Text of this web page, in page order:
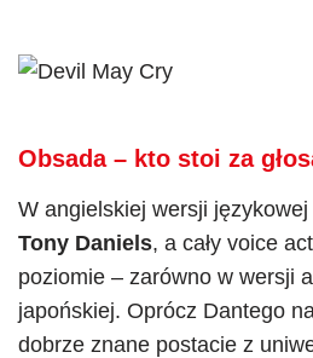
Obsada – kto stoi za
W angielskiej wersji
Tony Daniels, a cały voice
poziomie – zarówno w wersji
japońskiej. Oprócz Dantego
dobrze znane postacie z